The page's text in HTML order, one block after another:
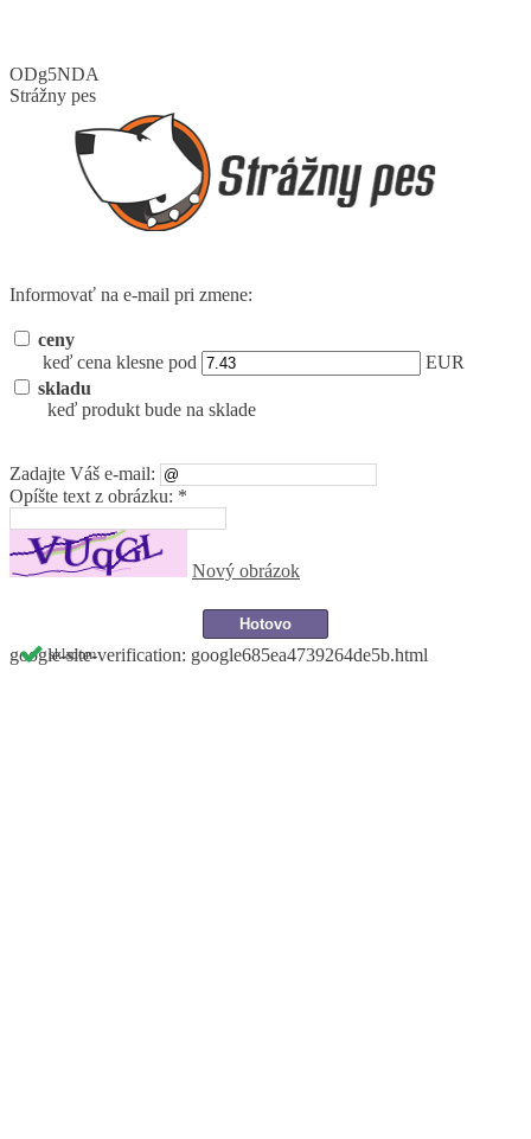
skladom
ODg5NDA
Strážny pes
Informovať na e-mail pri zmene:
ceny
keď cena klesne pod
EUR
skladu
keď produkt bude na sklade
Zadajte Váš e-mail:
Opíšte text z obrázku: *
Nový obrázok
google-site-verification: google685ea4739264de5b.html